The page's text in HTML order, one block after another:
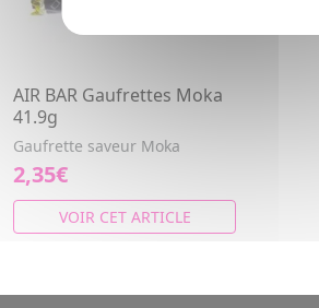
AIR BAR Gaufrettes Moka
41.9g
Gaufrette saveur Moka
2,35€
VOIR CET ARTICLE